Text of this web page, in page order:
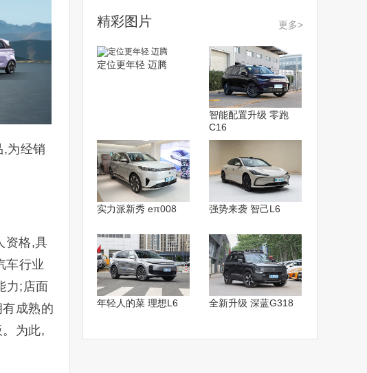
为经销
资格,具
车行业
力;店面
成熟的
为此,
精彩图片 更多>
定位更年轻 迈腾
智能配置升级 零跑
C16
实力派新秀 eπ008 强势来袭 智己L6
年轻人的菜 理想L6 全新升级 深蓝G318